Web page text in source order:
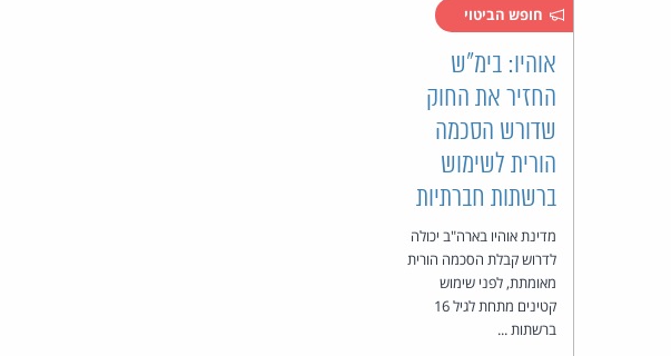
חופש הביטוי
אוהיו: בימ"ש
החזיר את החוק
שדורש הסכמה
הורית לשימוש
ברשתות חברתיות
מדינת אוהיו בארה"ב יכולה
לדרוש קבלת הסכמה הורית
מאומתת, לפני שימוש
קטינים מתחת לגיל 16
ברשתות ...